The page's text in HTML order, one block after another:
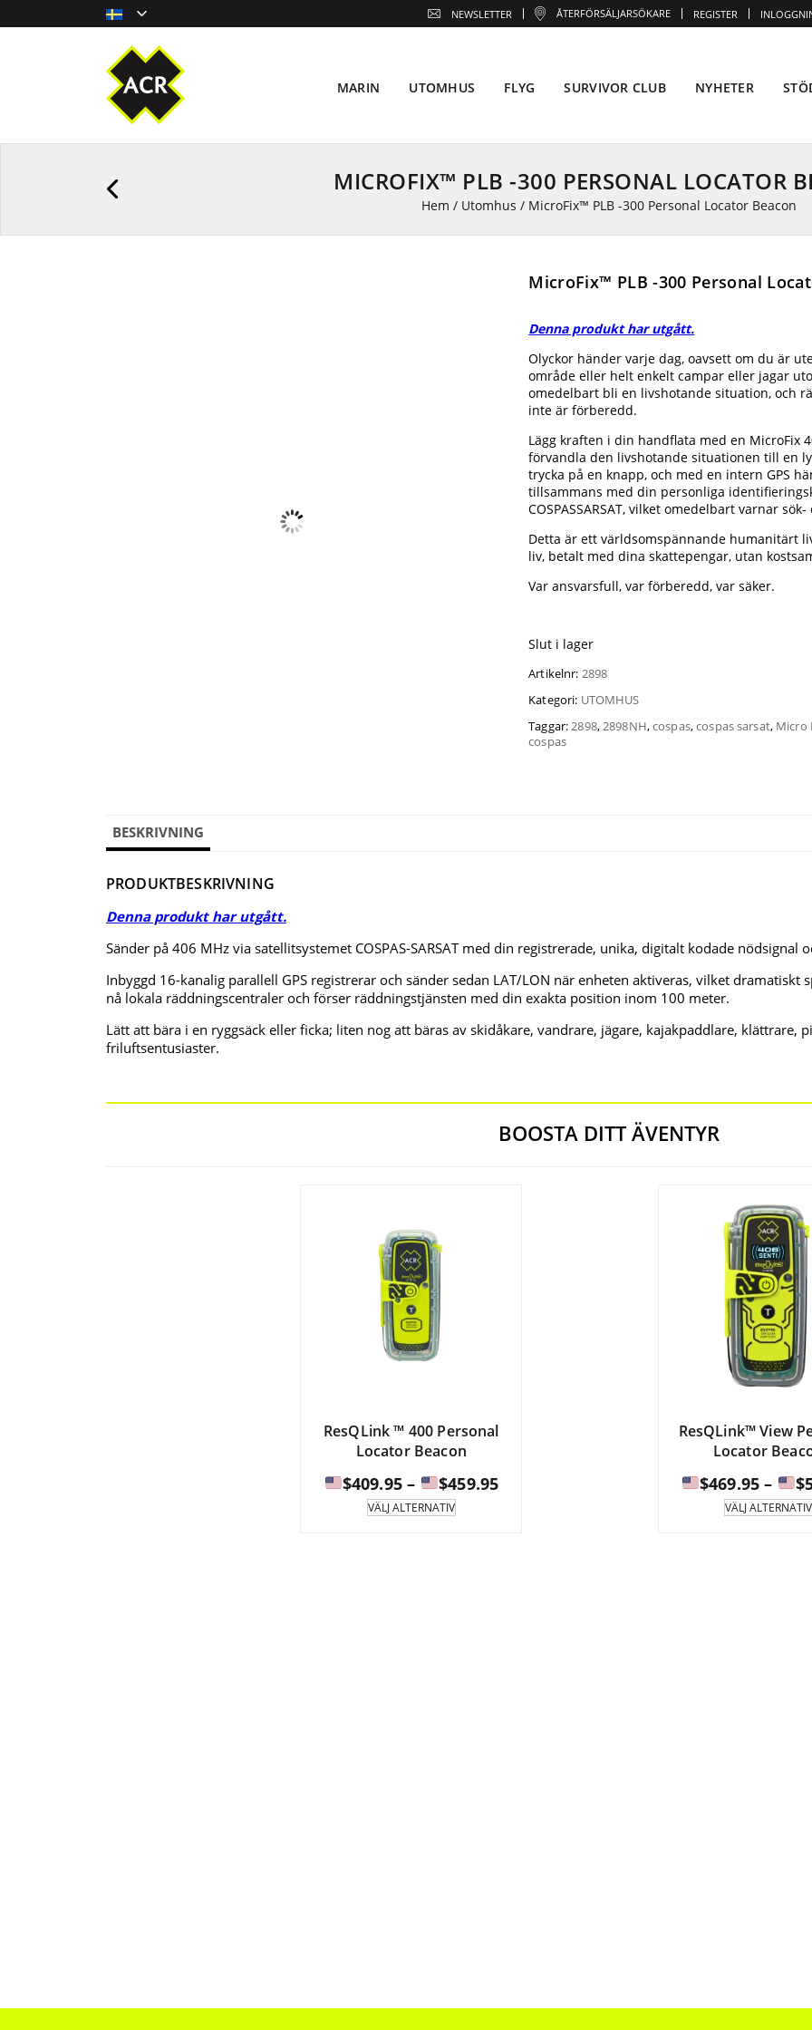
MICROFIX™ PLB -300 PERSONAL LOCATOR
Hem / Utomhus / MicroFix™ PLB -300 Personal Locator Beacon
MicroFix™ PLB -300 Personal
Denna produkt har utgått.
Olyckor händer varje dag, oavsett om du är
område eller helt enkelt campar eller jagar
omedelbart bli en livshotande situation, och
inte är förberedd.
Lägg kraften i din handflata med en MicroFix
förvandla den livshotande situationen till en
trycka på en knapp, och med en intern GPS
tillsammans med din personliga
COSPASSARSAT, vilket omedelbart varnar
Detta är ett världsomspännande humanitärt
liv, betalt med dina skattepengar, utan
Var ansvarsfull, var förberedd, var säker.
Slut i lager
Artikelnr: 2898
Kategori: UTOMHUS
Taggar:2898,2898NH,cospas,cospas sarsat, Micro
cospas
BESKRIVNING
PRODUKTBESKRIVNING
Denna produkt har utgått.
Sänder på 406 MHz via satellitsystemet COSPAS-SARSAT med din registrerade, unika, digitalt kodade nödsignal
Inbyggd 16-kanalig parallell GPS registrerar och sänder sedan LAT/LON när enheten aktiveras, vilket
nå lokala räddningscentraler och förser räddningstjänsten med din exakta position inom 100 meter.
Lätt att bära i en ryggsäck eller ficka; liten nog att bäras av skidåkare, vandrare, jägare, kajakpaddlare, klättrare,
friluftsentusiaster.
BOOSTA DITT ÄVENTYR
ResQLink ™ 400 Personal
Locator Beacon
$409.95 – $459.95Prisintervall:
VÄLJ ALTERNATIVDenna
produkt
ResQLink™ View
Locator
$469.95 – $
VÄLJ ALTERNATIV
MARIN UTOMHUS FLYG SURVIVOR CLUB NYHETER
NEWSLETTER ÅTERFÖRSÄLJARSÖKARE REGISTER